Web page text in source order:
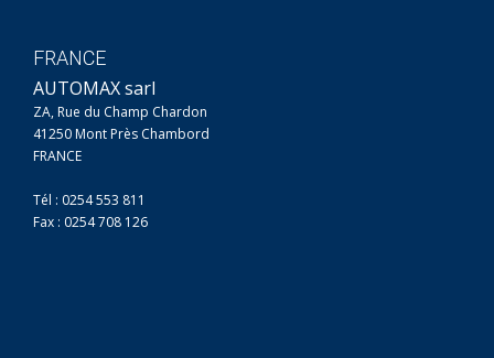
FRANCE
AUTOMAX sarl
ZA, Rue du Champ Chardon
41250 Mont Près Chambord
FRANCE
Tél : 0254 553 811
Fax : 0254 708 126